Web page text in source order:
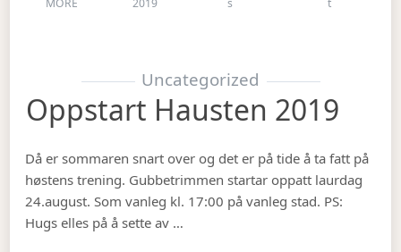
MORE
2019
s
t
Uncategorized
Oppstart Hausten 2019
Då er sommaren snart over og det er på tide å ta fatt på
høstens trening. Gubbetrimmen startar oppatt laurdag
24.august. Som vanleg kl. 17:00 på vanleg stad. PS:
Hugs elles på å sette av …